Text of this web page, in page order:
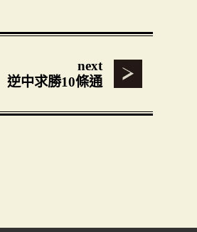
next
逆中求勝10條通